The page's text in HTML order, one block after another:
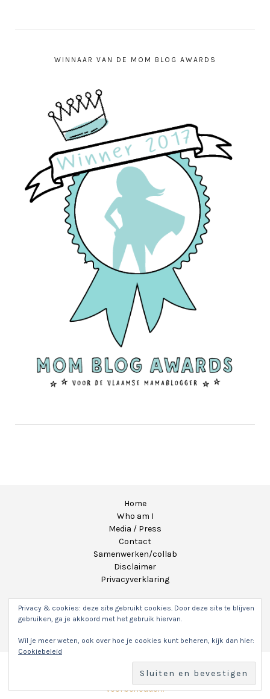
WINNAAR VAN DE MOM BLOG AWARDS
Home
Who am I
Media / Press
Contact
Samenwerken/collab
Disclaimer
Privacyverklaring
Copyright 2020 - Unicorns & Fairytales. Alle rechten
voorbehouden.
Privacy & cookies: deze site gebruikt cookies. Door deze site te blijven
gebruiken, ga je akkoord met het gebruik hiervan.
Wil je meer weten, ook over hoe je cookies kunt beheren, kijk dan hier:
Cookiebeleid